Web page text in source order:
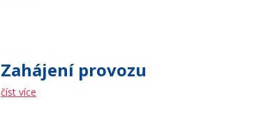
Zahájení provozu
číst více